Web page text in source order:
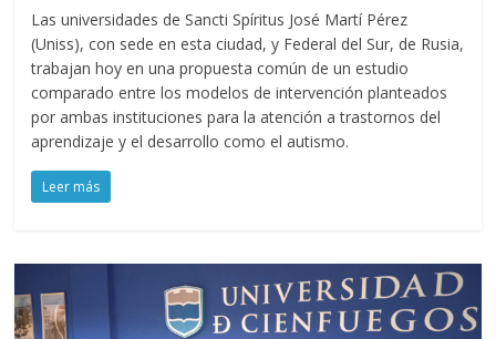
Las universidades de Sancti Spíritus José Martí Pérez
(Uniss), con sede en esta ciudad, y Federal del Sur, de Rusia,
trabajan hoy en una propuesta común de un estudio
comparado entre los modelos de intervención planteados
por ambas instituciones para la atención a trastornos del
aprendizaje y el desarrollo como el autismo.
Leer más